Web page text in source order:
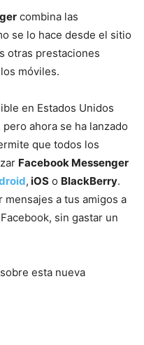
combina las
se lo hace desde el sitio
otras prestaciones
móviles.
en Estados Unidos
ahora se ha lanzado
que todos los
Facebook Messenger
, iOS o BlackBerry.
mensajes a tus amigos a
sin gastar un
esta nueva